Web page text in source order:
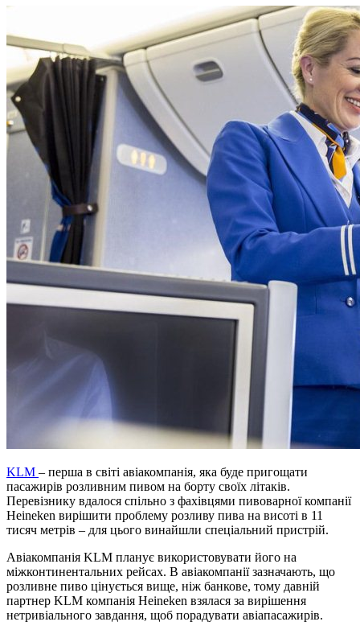
KLM – перша в світі авіакомпанія, яка буде пригощати
пасажирів розливним пивом на борту своїх літаків.
Перевізнику вдалося спільно з фахівцями пивоварної компанії
Heineken вирішити проблему розливу пива на висоті в 11
тисяч метрів – для цього винайшли спеціальний пристрій.
Авіакомпанія KLM планує використовувати його на
міжконтинентальних рейсах. В авіакомпанії зазначають, що
розливне пиво цінується вище, ніж банкове, тому давній
партнер KLM компанія Heineken взялася за вирішення
нетривіального завдання, щоб порадувати авіапасажирів.